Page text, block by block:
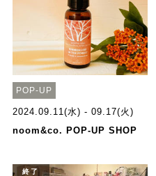
POP-UP
2024.09.11(水) - 09.17(火)
noom&co. POP-UP SHOP
終了